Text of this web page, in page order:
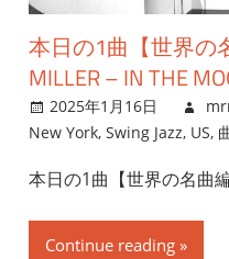
本日の1曲【世界の
MILLER – IN THE
2025年1月16日
New York, Swing Jazz, US,
本日の1曲【世界の名曲
Continue reading